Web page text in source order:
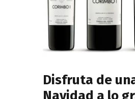
Disfruta de
Navidad a lo